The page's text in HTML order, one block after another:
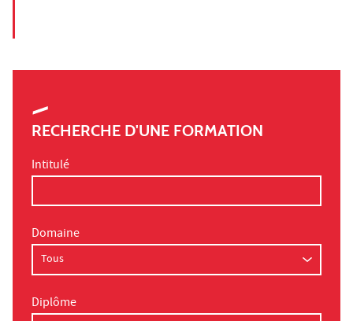
RECHERCHE D'UNE FORMATION
Intitulé
Domaine
Diplôme